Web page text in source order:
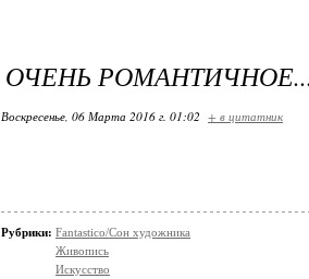
ОЧЕНЬ
Воскресенье, 06 Марта 2016 г. 01:02 + в цитатник
Рубрики: Fantastico/Сон художника
Живопись
Искусство